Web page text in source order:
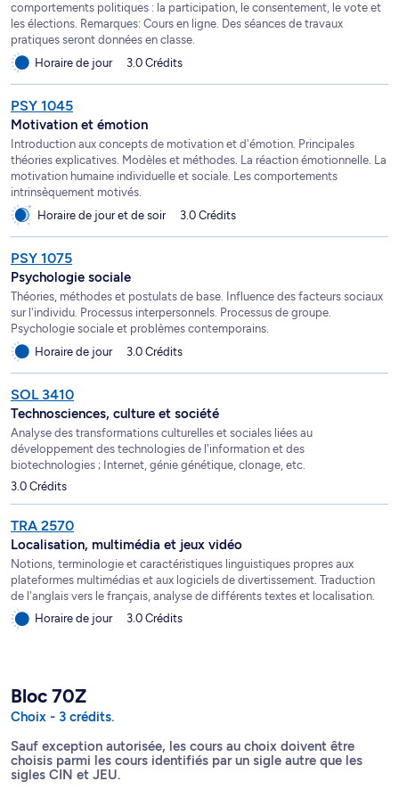
comportements politiques : la participation, le consentement, le vote et
les élections. Remarques: Cours en ligne. Des séances de travaux
pratiques seront données en classe.
Horaire de jour
3.0 Crédits
PSY 1045
Motivation et émotion
Introduction aux concepts de motivation et d'émotion. Principales
théories explicatives. Modèles et méthodes. La réaction émotionnelle. La
motivation humaine individuelle et sociale. Les comportements
intrinsèquement motivés.
Horaire de jour et de soir
3.0 Crédits
PSY 1075
Psychologie sociale
Théories, méthodes et postulats de base. Influence des facteurs sociaux
sur l'individu. Processus interpersonnels. Processus de groupe.
Psychologie sociale et problèmes contemporains.
Horaire de jour
3.0 Crédits
SOL 3410
Technosciences, culture et société
Analyse des transformations culturelles et sociales liées au
développement des technologies de l'information et des
biotechnologies ; Internet, génie génétique, clonage, etc.
3.0 Crédits
TRA 2570
Localisation, multimédia et jeux vidéo
Notions, terminologie et caractéristiques linguistiques propres aux
plateformes multimédias et aux logiciels de divertissement. Traduction
de l'anglais vers le français, analyse de différents textes et localisation.
Horaire de jour
3.0 Crédits
Bloc 70Z
Choix - 3 crédits.
Sauf exception autorisée, les cours au choix doivent être
choisis parmi les cours identifiés par un sigle autre que les
sigles CIN et JEU.